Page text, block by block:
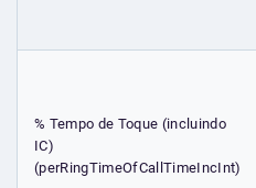
% Tempo de Toque (incluindo
IC)
(perRingTimeOfCallTimeIncInt)